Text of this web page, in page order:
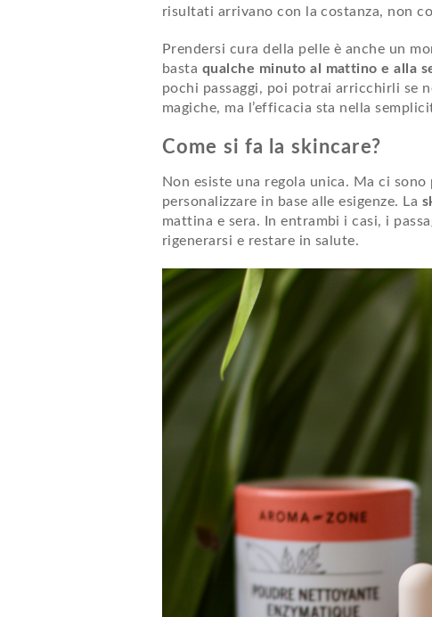
risultati arrivano con la costanza, non
Prendersi cura della pelle è anche un
basta qualche minuto al mattino e alla
pochi passaggi, poi potrai arricchirli se
magiche, ma l’efficacia sta nella
Come si fa la skincare?
Non esiste una regola unica. Ma ci
personalizzare in base alle esigenze. La
mattina e sera. In entrambi i casi, i
rigenerarsi e restare in salute.